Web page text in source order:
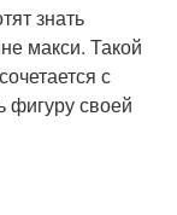
знать
макси. Такой
с
фигуру своей